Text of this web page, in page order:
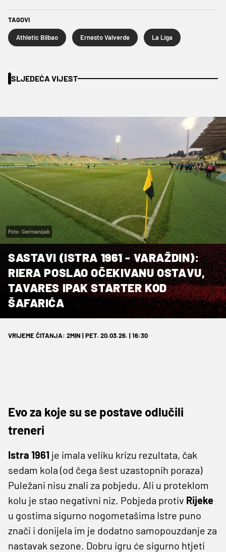
TAGOVI
Athletic Bilbao Ernesto Valverde La Liga
SLJEDEĆA VIJEST
Foto: Germanijak
SASTAVI (ISTRA 1961 - VARAŽDIN):
RIERA POSLAO OČEKIVANU OSTAVU,
TAVARES IPAK STARTER KOD
ŠAFARIĆA
VRIJEME ČITANJA: 2MIN | PET. 20.03.26. | 16:30
Evo za koje su se postave odlučili
treneri
Istra 1961 je imala veliku krizu rezultata, čak
sedam kola (od čega šest uzastopnih poraza)
Puležani nisu znali za pobjedu. Ali u proteklom
kolu je stao negativni niz. Pobjeda protiv Rijeke
u gostima sigurno nogometašima Istre puno
znači i donijela im je dodatno samopouzdanje za
nastavak sezone. Dobru igru će sigurno htjeti